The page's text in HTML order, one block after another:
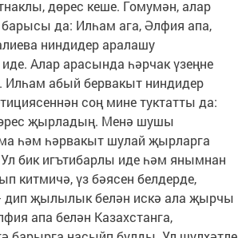
дөрес кеше. Гомумән, алар
да: Илһам ага, Әлфия апа,
ниндидер аралашу
Алар арасында һәрчак үзеңне
Илһам абый бервакыт ниндидер
соң мине туктатты да:
җырладың. Менә шушы
һәм һәрвакыт шулай җырларга
бик игътибарлы иде һәм янымнан
китмичә, үз бәясен белдерде,
дип җылылык белән искә ала җырчы
апа белән Казахстанга,